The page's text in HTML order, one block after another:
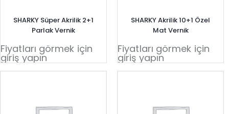
SHARKY Süper Akrilik 2+1
Parlak Vernik
Fiyatları görmek için
giriş yapın
SHARKY Akrilik 10+1 Özel
Mat Vernik
Fiyatları görmek için
giriş yapın